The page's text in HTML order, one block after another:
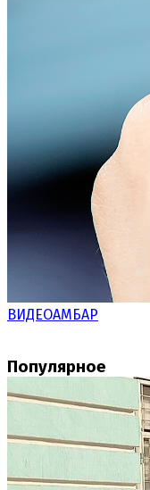
ВИДЕОАМБАР
Популярное